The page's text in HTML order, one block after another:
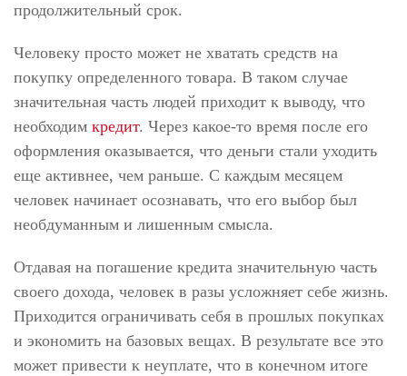
продолжительный срок.
Человеку просто может не хватать средств на
покупку определенного товара. В таком случае
значительная часть людей приходит к выводу, что
необходим кредит. Через какое-то время после его
оформления оказывается, что деньги стали уходить
еще активнее, чем раньше. С каждым месяцем
человек начинает осознавать, что его выбор был
необдуманным и лишенным смысла.
Отдавая на погашение кредита значительную часть
своего дохода, человек в разы усложняет себе жизнь.
Приходится ограничивать себя в прошлых покупках
и экономить на базовых вещах. В результате все это
может привести к неуплате, что в конечном итоге